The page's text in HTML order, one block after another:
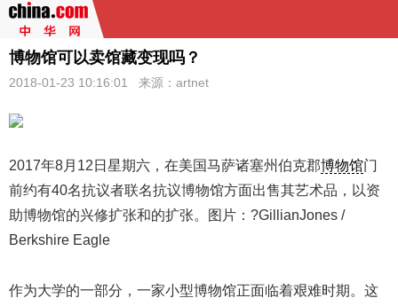
博物馆可以卖馆藏变现吗？
2018-01-23 10:16:01 来源：artnet
2017年8月12日星期六，在美国马萨诸塞州伯克郡博物馆门
前约有40名抗议者联名抗议博物馆方面出售其艺术品，以资
助博物馆的兴修扩张和的扩张。图片：?GillianJones /
Berkshire Eagle
作为大学的一部分，一家小型博物馆正面临着艰难时期。这